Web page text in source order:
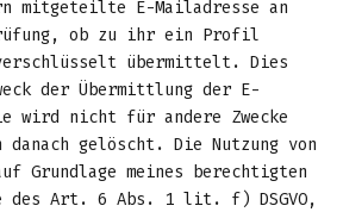
mitgeteilte E-Mailadresse an
ob zu ihr ein Profil
übermittelt. Dies
der Übermittlung der E-
wird nicht für andere Zwecke
danach gelöscht. Die Nutzung von
Grundlage meines berechtigten
des Art. 6 Abs. 1 lit. f) DSGVO,